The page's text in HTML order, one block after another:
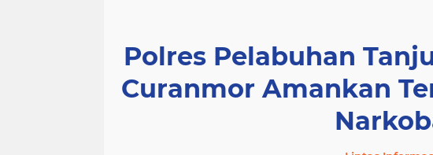
Polres Pelabuhan
Curanmor Amankan